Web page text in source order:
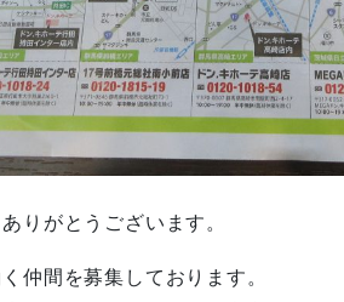
りがとうございます。
仲間を募集しております。